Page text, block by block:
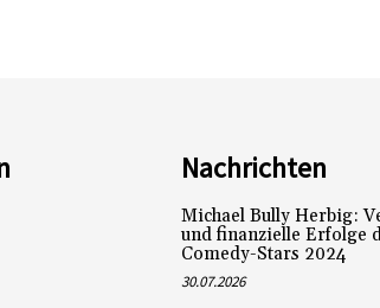
Nachrichten
Michael Bully Herbig:
und finanzielle Erfolge
Comedy-Stars 2024
30.07.2026